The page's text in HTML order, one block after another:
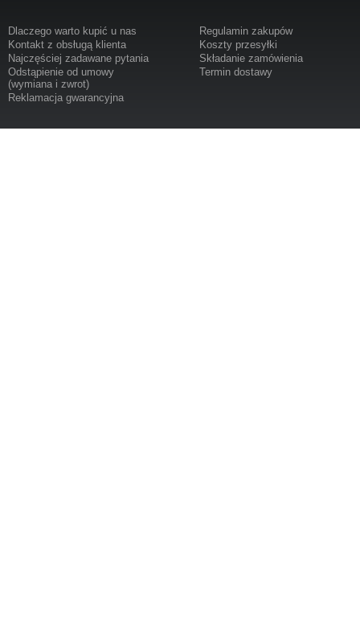
Dlaczego warto kupić u nas
Kontakt z obsługą klienta
Najczęściej zadawane pytania
Odstąpienie od umowy
(wymiana i zwrot)
Reklamacja gwarancyjna
Regulamin zakupów
Koszty przesyłki
Składanie zamówienia
Termin dostawy